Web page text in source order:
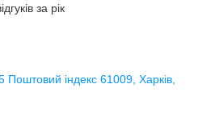
за рік
Поштовий індекс 61009, Харків,